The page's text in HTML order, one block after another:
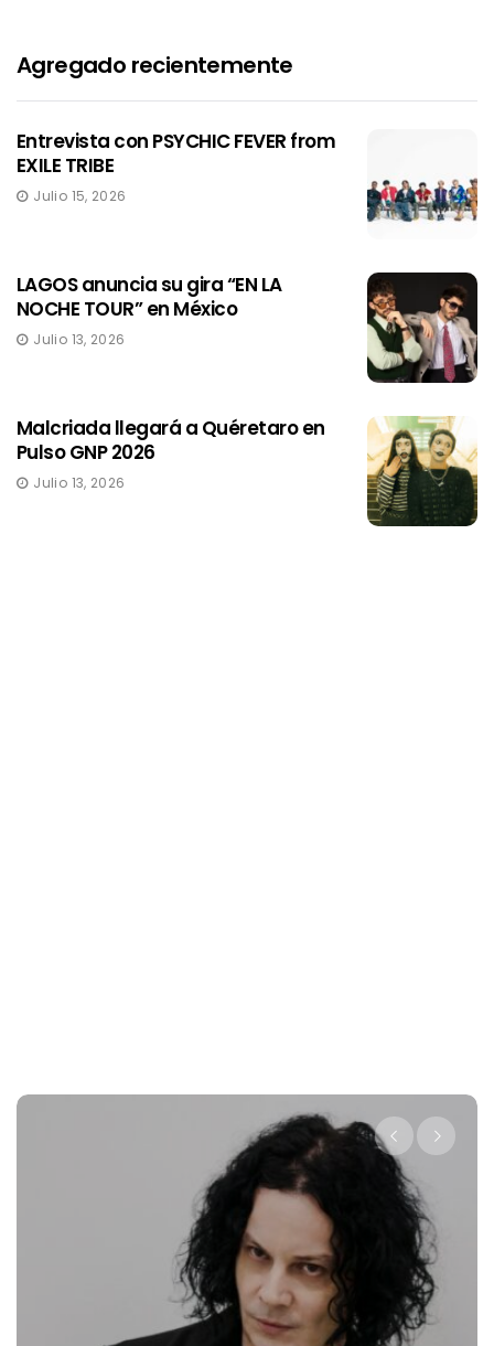
Agregado recientemente
Entrevista con PSYCHIC FEVER from
EXILE TRIBE
Julio 15, 2026
LAGOS anuncia su gira “EN LA
NOCHE TOUR” en México
Julio 13, 2026
Malcriada llegará a Quéretaro en
Pulso GNP 2026
Julio 13, 2026